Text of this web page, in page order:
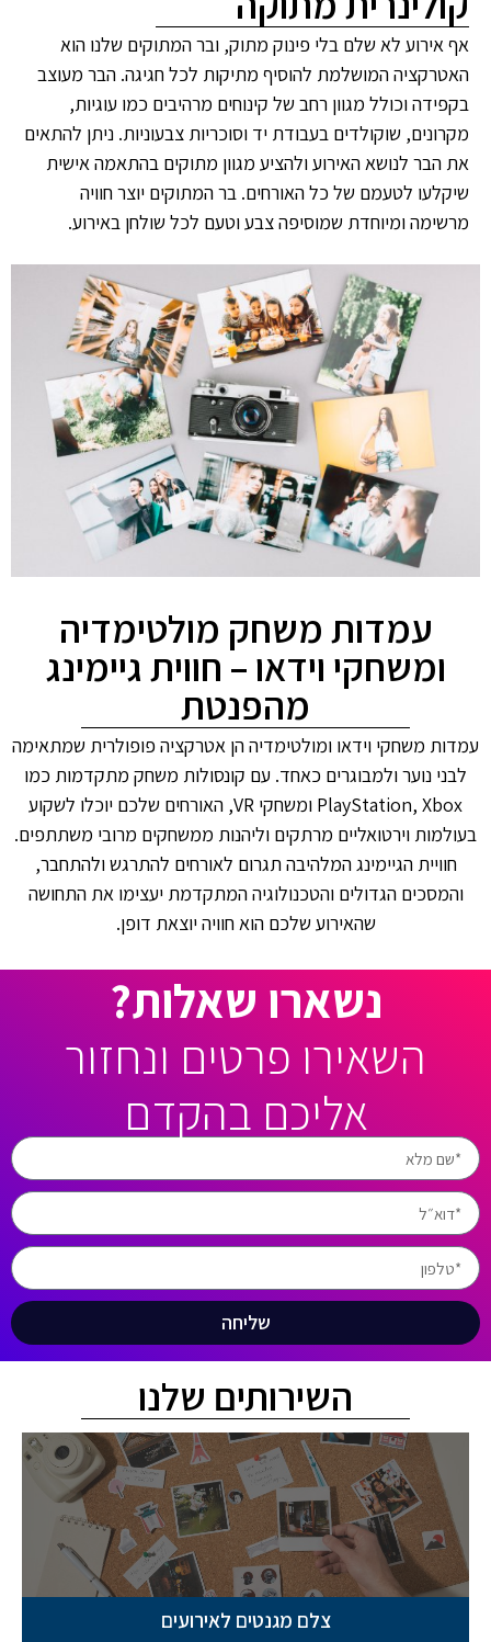
אף אירוע לא שלם בלי פינוק מתוק, ובר המתוקים שלנו הוא
האטרקציה המושלמת להוסיף מתיקות לכל חגיגה. הבר מעוצב
בקפידה וכולל מגוון רחב של קינוחים מרהיבים כמו עוגיות,
מקרונים, שוקולדים בעבודת יד וסוכריות צבעוניות. ניתן להתאים
את הבר לנושא האירוע ולהציע מגוון מתוקים בהתאמה אישית
שיקלעו לטעמם של כל האורחים. בר המתוקים יוצר חוויה
מרשימה ומיוחדת שמוסיפה צבע וטעם לכל שולחן באירוע.
עמדות משחק מולטימדיה
ומשחקי וידאו – חווית גיימינג
מהפנטת
עמדות משחקי וידאו ומולטימדיה הן אטרקציה פופולרית שמתאימה
לבני נוער ולמבוגרים כאחד. עם קונסולות משחק מתקדמות כמו
PlayStation, Xbox ומשחקי VR, האורחים שלכם יוכלו לשקוע
בעולמות וירטואליים מרתקים וליהנות ממשחקים מרובי משתתפים.
חוויית הגיימינג המלהיבה תגרום לאורחים להתרגש ולהתחבר,
והמסכים הגדולים והטכנולוגיה המתקדמת יעצימו את התחושה
שהאירוע שלכם הוא חוויה יוצאת דופן.
נשארו שאלות?
השאירו פרטים ונחזור
אליכם בהקדם
שליחה
השירותים שלנו
צלם מגנטים לאירועים